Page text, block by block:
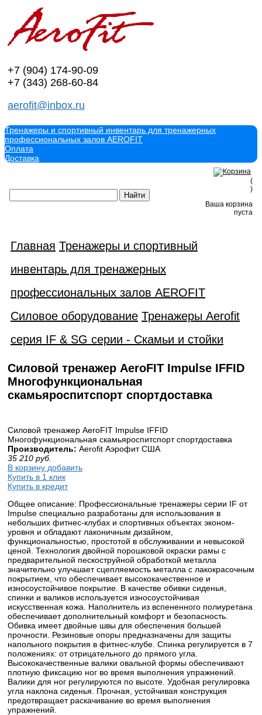
+7 (904) 174-90-09
+7 (343) 268-60-84
aerofit@inbox.ru
Тренажеры и спортивный инвентарь для тренажерных
профессиональных залов AEROFIT
Оплата
Доставка
(
)
Ваша корзина
пуста
Главная Тренажеры и спортивный
инвентарь для тренажерных
профессиональных залов AEROFIT
Силовое оборудование Тренажеры Aerofit
серия IF & SG серии - Скамьи и стойки
Силовой тренажер AeroFIT Impulse IFFID
Многофункциональная
скамьяроспитспорт спортдоставка
Силовой тренажер AeroFIT Impulse IFFID
Многофункциональная скамьяроспитспорт спортдоставка
Производитель: Aerofit Аэрофит США
35 210 руб.
В корзину добавить
Купить в 1 клик
Купить в кредит
Общее описание: Профессиональные тренажеры серии IF от
Impulse специально разработаны для использования в
небольших фитнес-клубах и спортивных объектах эконом-
уровня и обладают лаконичным дизайном,
функциональностью, простотой в обслуживании и невысокой
ценой. Технология двойной порошковой окраски рамы с
предварительной пескоструйной обработкой металла
значительно улучшает сцепляемость металла с лакокрасочным
покрытием, что обеспечивает высококачественное и
износоустойчивое покрытие. В качестве обивки сиденья,
спинки и валиков используется износоустойчивая
искусственная кожа. Наполнитель из вспененного полиуретана
обеспечивает дополнительный комфорт и безопасность.
Обивка имеет двойные швы для обеспечения большей
прочности. Резиновые опоры предназначены для защиты
напольного покрытия в фитнес-клубе. Спинка регулируется в 7
положениях: от отрицательного до прямого угла.
Высококачественные валики овальной формы обеспечивают
плотную фиксацию ног во время выполнения упражнений.
Валики для ног регулируются по высоте. Удобная регулировка
угла наклона сиденья. Прочная, устойчивая конструкция
предотвращает раскачивание во время выполнения
упражнений.